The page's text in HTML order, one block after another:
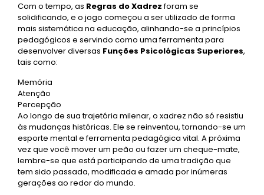
Com o tempo, as Regras do Xadrezforam se
solidificando, e o jogo começou a ser utilizado de forma
mais sistemática na educação, alinhando-se a princípios
pedagógicos e servindo como uma ferramenta para
desenvolver diversas Funções Psicológicas Superiores,
tais como:
Memória
Atenção
Percepção
Ao longo de sua trajetória milenar, o xadrez não só resistiu
às mudanças históricas. Ele se reinventou, tornando-se um
esporte mental e ferramenta pedagógica vital. A próxima
vez que você mover um peão ou fazer um cheque-mate,
lembre-se que está participando de uma tradição que
tem sido passada, modificada e amada por inúmeras
gerações ao redor do mundo.